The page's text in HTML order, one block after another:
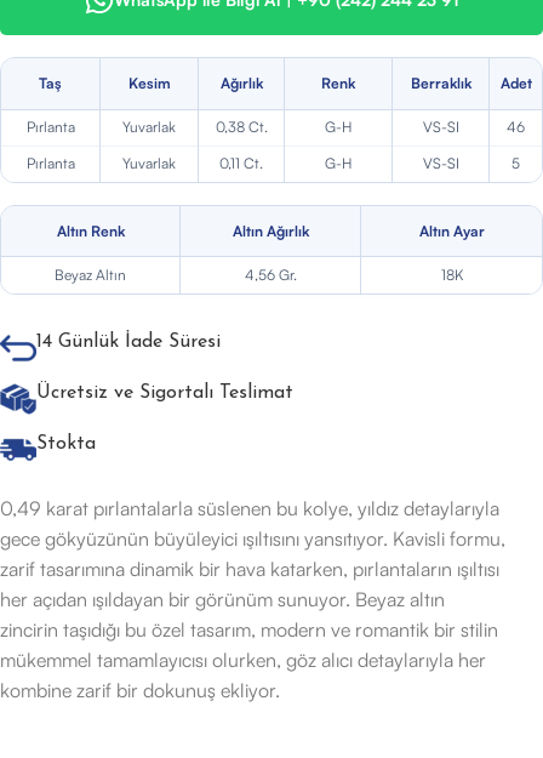
Taş Kesim Ağırlık Renk Berraklık Adet
Pırlanta Yuvarlak 0,38 Ct. G-H VS-SI
46
Pırlanta
Yuvarlak 0,11 Ct. G-H VS-SI 5
Altın Renk Altın Ağırlık Altın Ayar
Beyaz Altın 4,56 Gr. 18K
14 Günlük İade Süresi
Ücretsiz ve Sigortalı Teslimat
Stokta
0,49 karat pırlantalarla süslenen bu kolye, yıldız detaylarıyla
gece gökyüzünün büyüleyici ışıltısını yansıtıyor. Kavisli formu,
zarif tasarımına dinamik bir hava katarken, pırlantaların ışıltısı
her açıdan ışıldayan bir görünüm sunuyor. Beyaz altın
zincirin taşıdığı bu özel tasarım, modern ve romantik bir stilin
mükemmel tamamlayıcısı olurken, göz alıcı detaylarıyla her
kombine zarif bir dokunuş ekliyor.